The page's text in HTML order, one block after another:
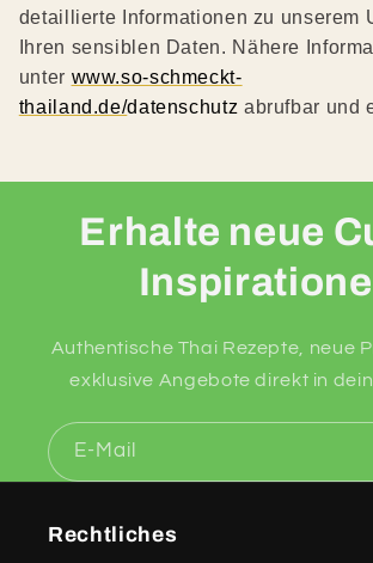
detaillierte Informationen zu unserem
Ihren sensiblen Daten. Nähere
unter www.so-schmeckt-
thailand.de/datenschutz abrufbar und
Erhalte neue
Authentische Thai Rezepte, neue
exklusive Angebote direkt in
E-Mail
Rechtliches